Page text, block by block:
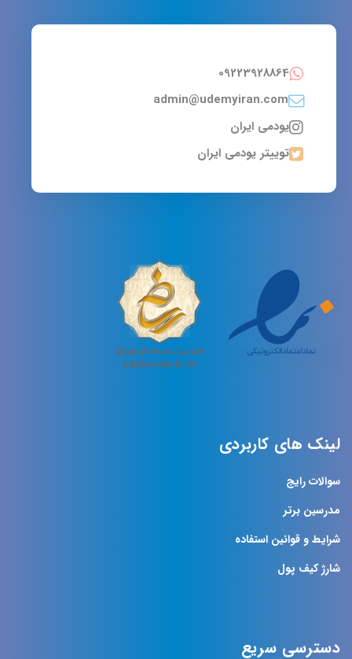
09223928864
admin@udemyiran.com
یودمی ایران
توییتر یودمی ایران
لینک های کاربردی
سوالات رایج
مدرسین برتر
شرایط و قوانین استفاده
شارژ کیف پول
دسترسی سریع